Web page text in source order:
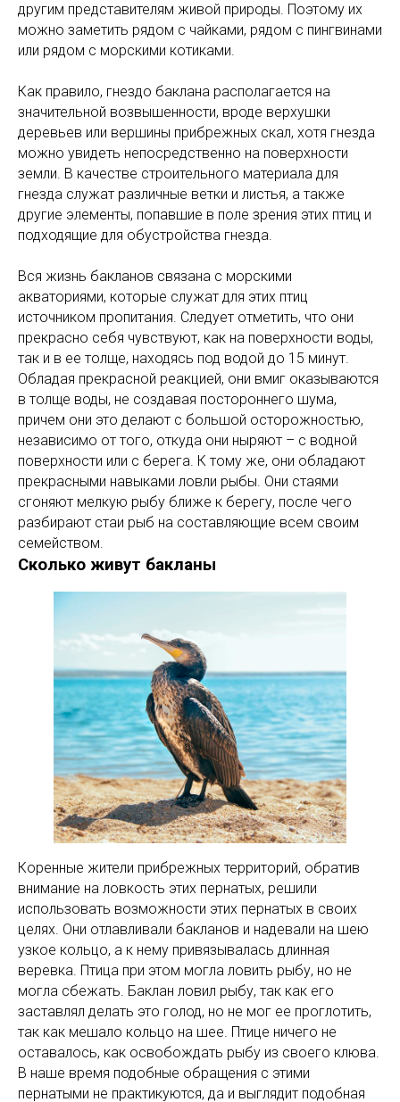
другим представителям живой природы. Поэтому их
можно заметить рядом с чайками, рядом с пингвинами
или рядом с морскими котиками.
Как правило, гнездо баклана располагается на
значительной возвышенности, вроде верхушки
деревьев или вершины прибрежных скал, хотя гнезда
можно увидеть непосредственно на поверхности
земли. В качестве строительного материала для
гнезда служат различные ветки и листья, а также
другие элементы, попавшие в поле зрения этих птиц и
подходящие для обустройства гнезда.
Вся жизнь бакланов связана с морскими
акваториями, которые служат для этих птиц
источником пропитания. Следует отметить, что они
прекрасно себя чувствуют, как на поверхности воды,
так и в ее толще, находясь под водой до 15 минут.
Обладая прекрасной реакцией, они вмиг оказываются
в толще воды, не создавая постороннего шума,
причем они это делают с большой осторожностью,
независимо от того, откуда они ныряют – с водной
поверхности или с берега. К тому же, они обладают
прекрасными навыками ловли рыбы. Они стаями
сгоняют мелкую рыбу ближе к берегу, после чего
разбирают стаи рыб на составляющие всем своим
семейством.
Сколько живут бакланы
Коренные жители прибрежных территорий, обратив
внимание на ловкость этих пернатых, решили
использовать возможности этих пернатых в своих
целях. Они отлавливали бакланов и надевали на шею
узкое кольцо, а к нему привязывалась длинная
веревка. Птица при этом могла ловить рыбу, но не
могла сбежать. Баклан ловил рыбу, так как его
заставлял делать это голод, но не мог ее проглотить,
так как мешало кольцо на шее. Птице ничего не
оставалось, как освобождать рыбу из своего клюва.
В наше время подобные обращения с этими
пернатыми не практикуются, да и выглядит подобная